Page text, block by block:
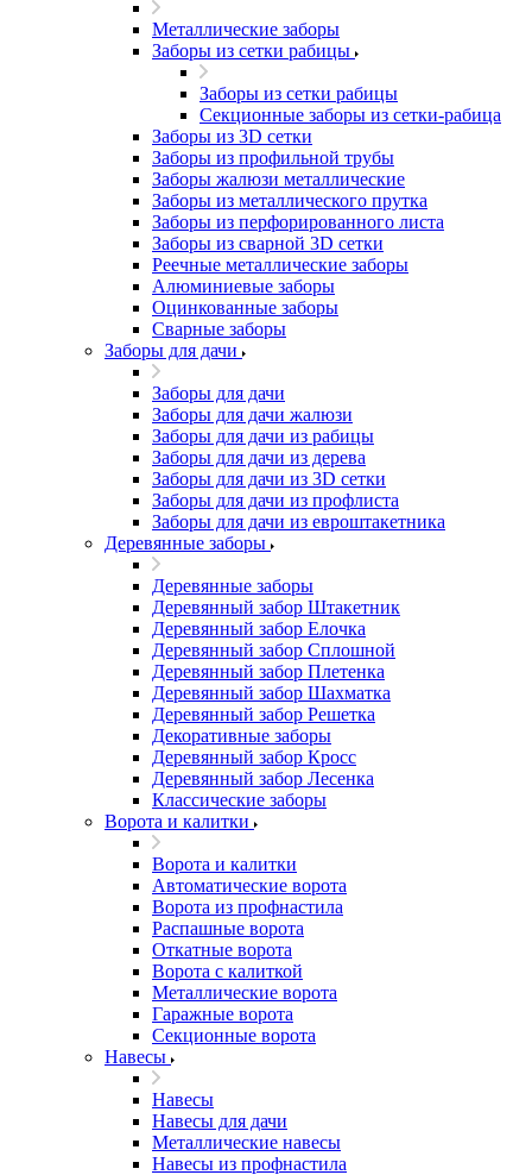
Металлические заборы
Заборы из сетки рабицы
Заборы из сетки рабицы
Секционные заборы из сетки-рабица
Заборы из 3D сетки
Заборы из профильной трубы
Заборы жалюзи металлические
Заборы из металлического прутка
Заборы из перфорированного листа
Заборы из сварной 3D сетки
Реечные металлические заборы
Алюминиевые заборы
Оцинкованные заборы
Сварные заборы
Заборы для дачи
Заборы для дачи
Заборы для дачи жалюзи
Заборы для дачи из рабицы
Заборы для дачи из дерева
Заборы для дачи из 3D сетки
Заборы для дачи из профлиста
Заборы для дачи из евроштакетника
Деревянные заборы
Деревянные заборы
Деревянный забор Штакетник
Деревянный забор Елочка
Деревянный забор Сплошной
Деревянный забор Плетенка
Деревянный забор Шахматка
Деревянный забор Решетка
Декоративные заборы
Деревянный забор Кросс
Деревянный забор Лесенка
Классические заборы
Ворота и калитки
Ворота и калитки
Автоматические ворота
Ворота из профнастила
Распашные ворота
Откатные ворота
Ворота с калиткой
Металлические ворота
Гаражные ворота
Секционные ворота
Навесы
Навесы
Навесы для дачи
Металлические навесы
Навесы из профнастила